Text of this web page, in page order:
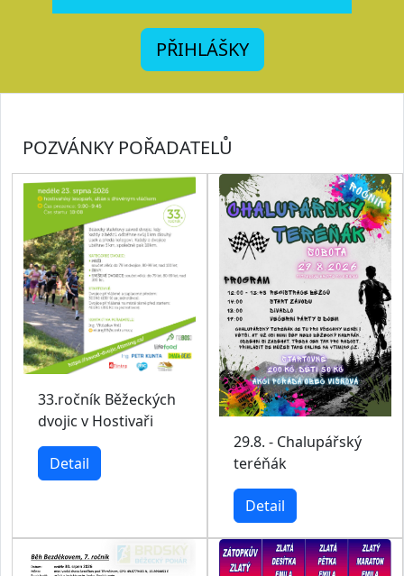
PŘIHLÁŠKY
POZVÁNKY POŘADATELŮ
33.ročník Běžeckých
dvojic v Hostivaři
Detail
29.8. - Chalupářský
teréňák
Detail